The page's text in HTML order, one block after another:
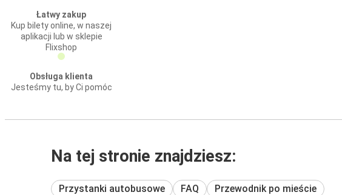
Łatwy zakup
Kup bilety online, w naszej
aplikacji lub w sklepie
Flixshop
Obsługa klienta
Jesteśmy tu, by Ci pomóc
Na tej stronie znajdziesz:
Przystanki autobusowe FAQ Przewodnik po mieście